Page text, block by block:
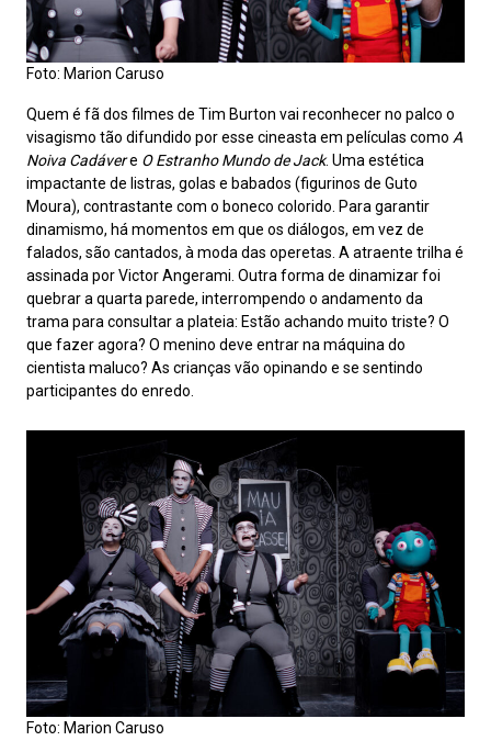
Foto: Marion Caruso
Quem é fã dos filmes de Tim Burton vai reconhecer no palco o
visagismo tão difundido por esse cineasta em películas como A
Noiva Cadávere O Estranho Mundo de Jack. Uma estética
impactante de listras, golas e babados (figurinos de Guto
Moura), contrastante com o boneco colorido. Para garantir
dinamismo, há momentos em que os diálogos, em vez de
falados, são cantados, à moda das operetas. A atraente trilha é
assinada por Victor Angerami. Outra forma de dinamizar foi
quebrar a quarta parede, interrompendo o andamento da
trama para consultar a plateia: Estão achando muito triste? O
que fazer agora? O menino deve entrar na máquina do
cientista maluco? As crianças vão opinando e se sentindo
participantes do enredo.
Foto: Marion Caruso